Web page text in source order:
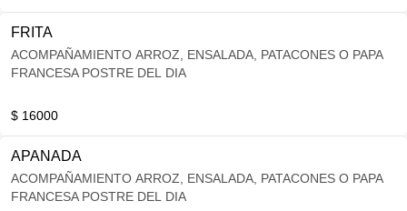
FRITA
ACOMPAÑAMIENTO ARROZ, ENSALADA, PATACONES O PAPA
FRANCESA POSTRE DEL DIA
$ 16000
APANADA
ACOMPAÑAMIENTO ARROZ, ENSALADA, PATACONES O PAPA
FRANCESA POSTRE DEL DIA